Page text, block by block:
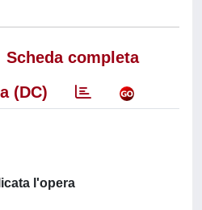
Scheda completa
(DC)
l'opera